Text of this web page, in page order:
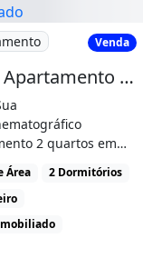
Lindo Venda
Lindo Apartamento Vista Livre Reformado 46 Metros Quadrados com 2 Quartos
2 quartos em
e
Morar!Vista [...]
Área
2 Dormitórios